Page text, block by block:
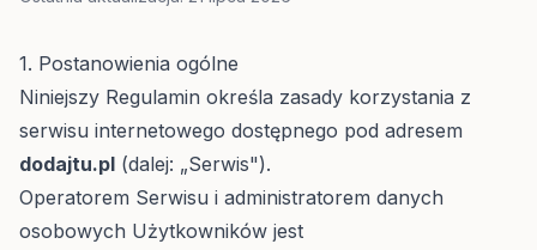
1. Postanowienia ogólne
Niniejszy Regulamin określa zasady korzystania z
serwisu internetowego dostępnego pod adresem
dodajtu.pl (dalej: „Serwis").
Operatorem Serwisu i administratorem danych
osobowych Użytkowników jest